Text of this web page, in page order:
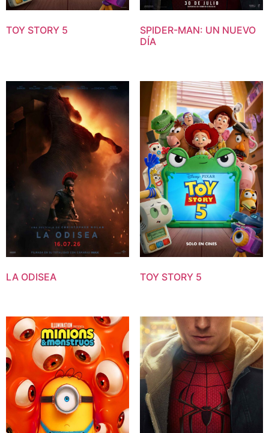
TOY STORY 5
SPIDER-MAN: UN NUEVO
DÍA
LA ODISEA TOY STORY 5